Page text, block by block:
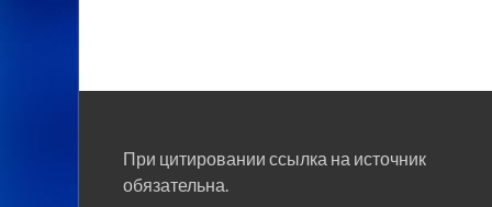
При цитировании ссылка на источник
обязательна.